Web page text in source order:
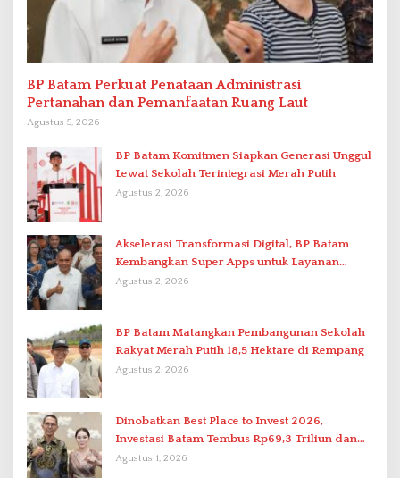
BP Batam Perkuat Penataan Administrasi
Pertanahan dan Pemanfaatan Ruang Laut
Agustus 5, 2026
BP Batam Komitmen Siapkan Generasi Unggul
Lewat Sekolah Terintegrasi Merah Putih
Agustus 2, 2026
Akselerasi Transformasi Digital, BP Batam
Kembangkan Super Apps untuk Layanan
Terpadu
Agustus 2, 2026
BP Batam Matangkan Pembangunan Sekolah
Rakyat Merah Putih 18,5 Hektare di Rempang
Agustus 2, 2026
Dinobatkan Best Place to Invest 2026,
Investasi Batam Tembus Rp69,3 Triliun dan
Ekonomi Tumbuh 6,76 Persen
Agustus 1, 2026